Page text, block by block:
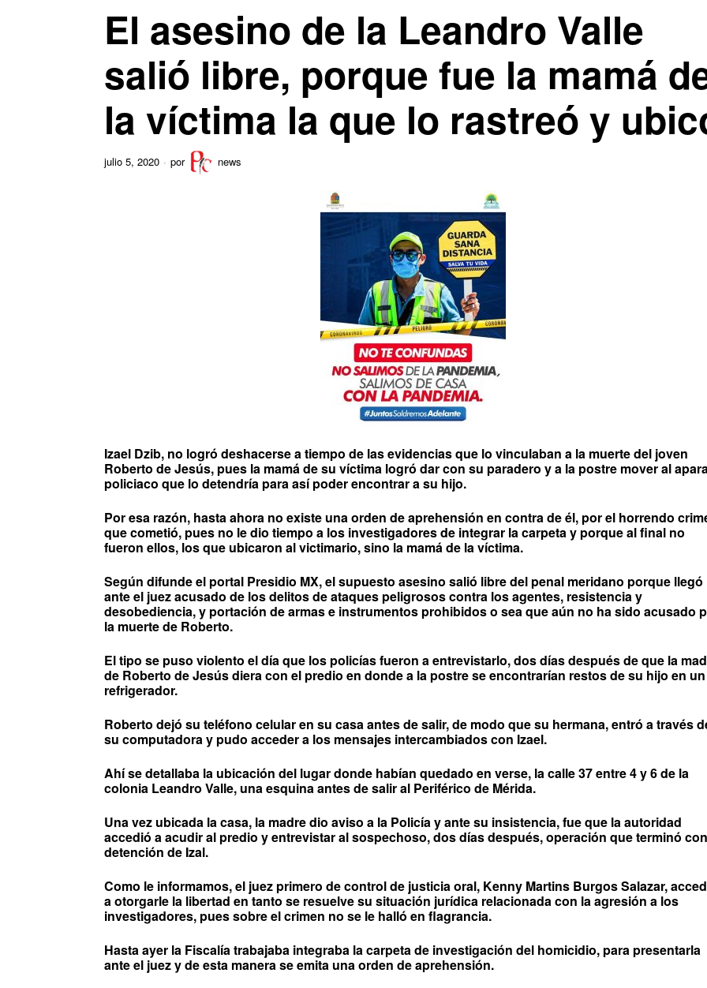
El asesino de la Leandro Valle
salió libre, porque fue la mamá
la víctima la que lo rastreó y
julio 5, 2020 por news
Izael Dzib, no logró deshacerse a tiempo de las evidencias que lo vinculaban a la muerte del joven
Roberto de Jesús, pues la mamá de su víctima logró dar con su paradero y a la postre mover al
policiaco que lo detendría para así poder encontrar a su hijo.
Por esa razón, hasta ahora no existe una orden de aprehensión en contra de él, por el horrendo
que cometió, pues no le dio tiempo a los investigadores de integrar la carpeta y porque al final no
fueron ellos, los que ubicaron al victimario, sino la mamá de la víctima.
Según difunde el portal Presidio MX, el supuesto asesino salió libre del penal meridano porque llegó
ante el juez acusado de los delitos de ataques peligrosos contra los agentes, resistencia y
desobediencia, y portación de armas e instrumentos prohibidos o sea que aún no ha sido acusado
la muerte de Roberto.
El tipo se puso violento el día que los policías fueron a entrevistarlo, dos días después de que la
de Roberto de Jesús diera con el predio en donde a la postre se encontrarían restos de su hijo en un
refrigerador.
Roberto dejó su teléfono celular en su casa antes de salir, de modo que su hermana, entró a través
su computadora y pudo acceder a los mensajes intercambiados con Izael.
Ahí se detallaba la ubicación del lugar donde habían quedado en verse, la calle 37 entre 4 y 6 de la
colonia Leandro Valle, una esquina antes de salir al Periférico de Mérida.
Una vez ubicada la casa, la madre dio aviso a la Policía y ante su insistencia, fue que la autoridad
accedió a acudir al predio y entrevistar al sospechoso, dos días después, operación que terminó
detención de Izal.
Como le informamos, el juez primero de control de justicia oral, Kenny Martins Burgos Salazar,
a otorgarle la libertad en tanto se resuelve su situación jurídica relacionada con la agresión a los
investigadores, pues sobre el crimen no se le halló en flagrancia.
Hasta ayer la Fiscalía trabajaba integraba la carpeta de investigación del homicidio, para presentarla
ante el juez y de esta manera se emita una orden de aprehensión.